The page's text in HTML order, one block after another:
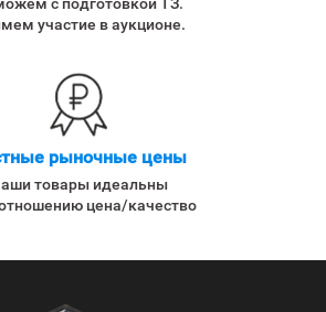
с подготовкой ТЗ.
участие в аукционе.
рыночные цены
товары идеальны
цена/качество